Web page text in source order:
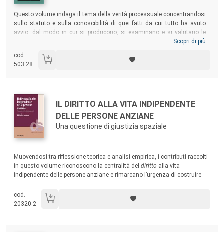
Sommario:
Questo volume indaga il tema della verità processuale concentrandosi
sullo statuto e sulla conoscibilità di quei fatti da cui tutto ha avuto
avvio: dal modo in cui si producono, si esaminano e si valutano le
prove fino al modo in cui si perviene al giudizio o si fornisce la
metodologia, cioè una ricerca su ciò che rende possibile il servirsi di
determinati strumenti, e di pensare a una verità – quella inerente ai
Scopri di più
cod.
503.28
Autori:
Titolo:
IL DIRITTO ALLA VITA INDIPENDENTE
DELLE PERSONE ANZIANE
Una questione di giustizia spaziale
Muovendosi tra riflessione teorica e analisi empirica, i contributi raccolti
in questo volume riconoscono la centralità del diritto alla vita
indipendente delle persone anziane e rimarcano l’urgenza di costruire
contesti in cui tutte e tutti possano
cod.
20320.2